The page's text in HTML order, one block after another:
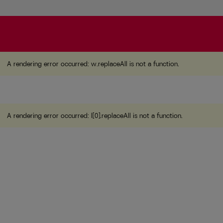
A rendering error occurred:w.replaceAll is not a function
A rendering error occurred: w.replaceAll is not a function.
A rendering error occurred: l[0].replaceAll is not a function.